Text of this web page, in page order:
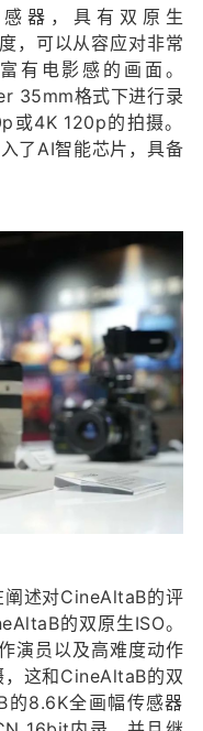
器，具有双原生
，可以从容应对非常
有电影感的画面。
35mm格式下进行录
4K 120p的拍摄。
了AI智能芯片，具备
阐述对CineAltaB的评
的双原生ISO。
演员以及高难度动作
，这和CineAltaB的双
的8.6K全画幅传感器